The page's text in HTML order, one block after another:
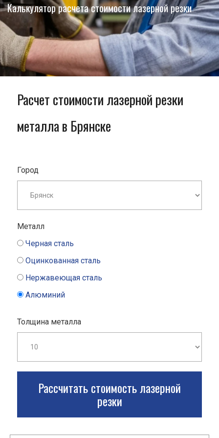
Калькулятор расчета стоимости лазерной резки
Расчет стоимости лазерной резки
металла в Брянске
Город
Металл
Черная сталь
Оцинкованная сталь
Нержавеющая сталь
Алюминий
Толщина металла
Рассчитать стоимость лазерной
резки